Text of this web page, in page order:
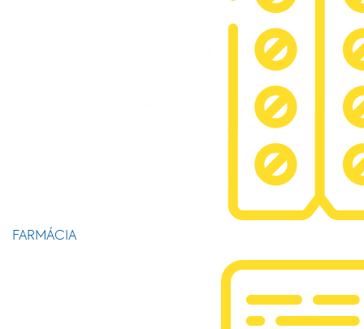
FARMÁCIA